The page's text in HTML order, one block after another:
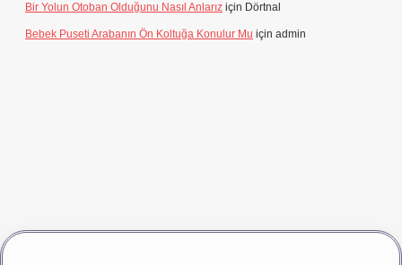
Bir Yolun Otoban Olduğunu Nasıl Anlarız için Dörtnal
Bebek Puseti Arabanın Ön Koltuğa Konulur Mu için admin
vdcasino girişbetexper